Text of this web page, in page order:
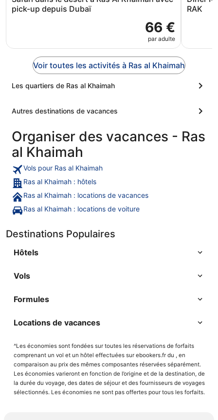
pick-up depuis Dubaï
66 €
par adulte
RAK
Voir toutes les activités à Ras al Khaimah
Les quartiers de Ras al Khaimah
Autres destinations de vacances
Organiser des vacances - Ras
al Khaimah
Vols pour Ras al Khaimah
Ras al Khaimah : hôtels
Ras al Khaimah : locations de vacances
Ras al Khaimah : locations de voiture
Destinations Populaires
Hôtels
Vols
Formules
Locations de vacances
^Les économies sont fondées sur toutes les réservations de forfaits
comprenant un vol et un hôtel effectuées sur ebookers.fr du , en
comparaison au prix des mêmes composantes réservées séparément.
Les économies varieront en fonction de l’origine et de la destination, de
la durée du voyage, des dates de séjour et des fournisseurs de voyages
sélectionnés. Les économies ne sont pas offertes pour tous les forfaits.